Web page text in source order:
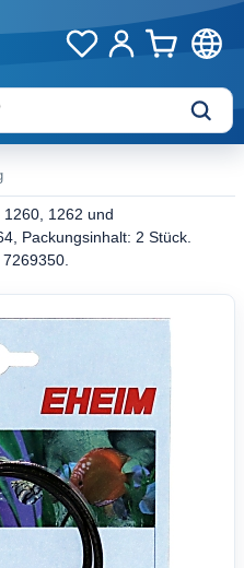
1262 und
Packungsinhalt: 2 Stück.